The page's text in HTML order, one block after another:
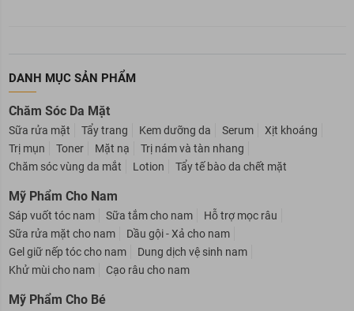
DANH MỤC SẢN PHẨM
Chăm Sóc Da Mặt
Sữa rửa mặt Tẩy trang Kem dưỡng da Serum
Xịt khoáng
Trị mụn
Toner Mặt nạ
Trị nám và tàn nhang
Chăm sóc vùng da mắt
Lotion Tẩy tế bào da chết mặt
Mỹ Phẩm Cho Nam
Sáp vuốt tóc nam Sữa tắm cho nam
Hỗ trợ mọc râu
Sữa rửa mặt cho nam
Dầu gội - Xả cho nam
Gel giữ nếp tóc cho nam
Dung dịch vệ sinh nam
Khử mùi cho nam
Cạo râu cho nam
Mỹ Phẩm Cho Bé